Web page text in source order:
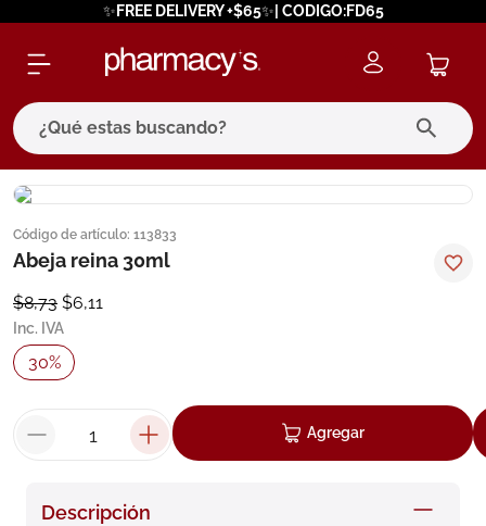
✨FREE DELIVERY +$65✨| CODIGO:FD65
¿Qué estas buscando?
Código de artículo: 113833
Abeja reina 30ml
$8,73 $6,11
Inc. IVA
30%
Agregar
Descripción
términos más buscados
1. eucerin
3
4. pilexil
degraler
8. roche posay